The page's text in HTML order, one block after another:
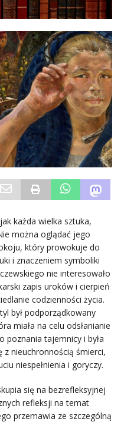
każda wielka sztuka,
można oglądać jego
który prowokuje do
i znaczeniem symboliki
nie interesowało
zapis uroków i cierpień
codzienności życia.
był podporządkowany
miała na celu odsłanianie
poznania tajemnicy i była
nieuchronnością śmierci,
niespełnienia i goryczy.
się na bezrefleksyjnej
refleksji na temat
przemawia ze szczególną